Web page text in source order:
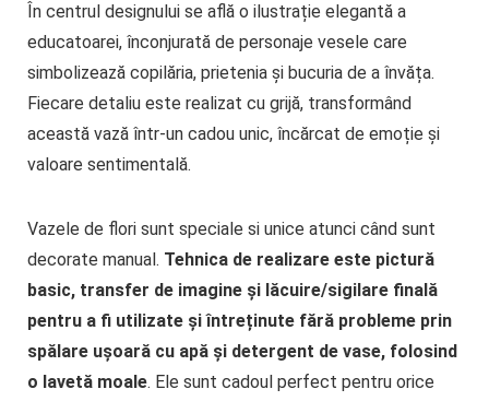
În centrul designului se află o ilustrație elegantă a
educatoarei, înconjurată de personaje vesele care
simbolizează copilăria, prietenia și bucuria de a învăța.
Fiecare detaliu este realizat cu grijă, transformând
această vază într-un cadou unic, încărcat de emoție și
valoare sentimentală.
Vazele de flori sunt speciale si unice atunci când sunt
decorate manual. Tehnica de realizare este pictură
basic, transfer de imagine și lăcuire/sigilare finală
pentru a fi utilizate și întreținute fără probleme prin
spălare ușoară cu apă și detergent de vase, folosind
o lavetă moale. Ele sunt cadoul perfect pentru orice